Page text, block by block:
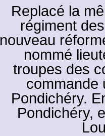
Replacé la
régiment
nouveau
nommé
troupes des
commande
Pondichéry.
Pondichéry,